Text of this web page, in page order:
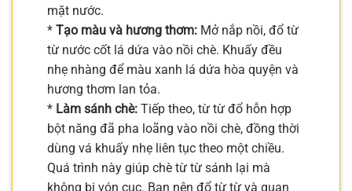
mặt nước.
* Tạo màu và hương thơm: Mở nắp nồi, đổ từ
từ nước cốt lá dứa vào nồi chè. Khuấy đều
nhẹ nhàng để màu xanh lá dứa hòa quyện và
hương thơm lan tỏa.
* Làm sánh chè: Tiếp theo, từ từ đổ hỗn hợp
bột năng đã pha loãng vào nồi chè, đồng thời
dùng vá khuấy nhẹ liên tục theo một chiều.
Quá trình này giúp chè từ từ sánh lại mà
không bị vón cục. Bạn nên đổ từ từ và quan